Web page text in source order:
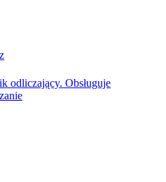
odliczający. Obsługuje